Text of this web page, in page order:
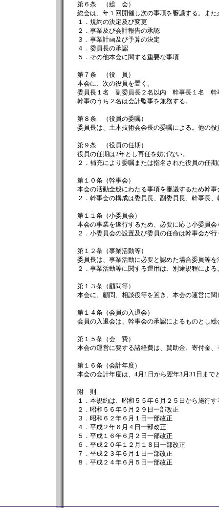
第６条 （総 会）
総会は、年１回開催し次の事項を審議する。ま
１．規約の決定及び変更
２．事業及び会計報告の承認
３．事業計画及び予算の決定
４．委員長の承認
５．その他本会に関する重要な事項
第７条 （役 員）
本会に、次の役員を置く。
委員長１名 副委員長２名以内 幹事長１名 幹
幹事のうち２名は会計監事を兼務する。
第８条 （役員の委嘱）
委員長は、土木技術会会長の委嘱による。他の
第９条 （役員の任期）
役員の任期は2年とし再任を妨げない。
２．補充により委嘱または指名された役員の任
第１０条（幹事会）
本会の活動全般にわたる事項を審議するため幹事
２．幹事会の構成は委員長、副委員長、幹事長
第１１条（小委員会）
本会の事業を遂行するため、必要に応じ小委員
２．小委員会の設置及び委員の任命は幹事会が行
第１２条（事業活動等）
委員長は、事業活動に必要と認めた場合委員等
２．事業活動等に関する運用は、別途規程による
第１３条（顧問等）
本会に、顧問、相談役等を置き、本会の運営に
第１４条（会員の入退会）
会員の入退会は、幹事会の承認によるものとし
第１５条（会 費）
本会の運営に要する諸経費は、賛助金、寄付金
第１６条（会計年度）
本会の会計年度は、4月1日から翌年3月31日まで
附 則
１．本規約は、昭和５５年６月２５日から施行す
２．昭和５６年５月２９日一部改正
３．昭和６２年６月１日一部改正
４．平成２年６月４日一部改正
５．平成１６年６月２日一部改正
６．平成２０年１２月１８日一部改正
７．平成２３年６月１日一部改正
８．平成２４年６月５日一部改正